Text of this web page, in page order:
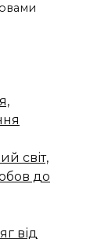
світ,
до
від